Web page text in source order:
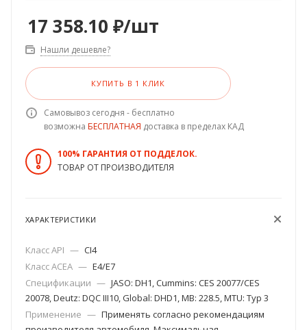
17 358.10 ₽/шт
Нашли дешевле?
КУПИТЬ В 1 КЛИК
Самовывоз сегодня - бесплатно
возможна БЕСПЛАТНАЯ доставка в пределах КАД
100% ГАРАНТИЯ ОТ ПОДДЕЛОК.
ТОВАР ОТ ПРОИЗВОДИТЕЛЯ
ХАРАКТЕРИСТИКИ
Класс API — CI4
Класс ACEA — E4/E7
Спецификации — JASO: DH1, Cummins: CES 20077/CES
20078, Deutz: DQC III10, Global: DHD1, MB: 228.5, MTU: Typ 3
Применение — Применять согласно рекомендациям